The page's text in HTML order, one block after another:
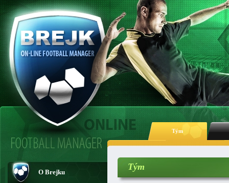
Tým
O Brejku
Tým